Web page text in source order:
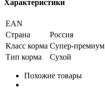
Характеристики
EAN
Страна
Россия
Класс корма Супер-премиум
Тип корма
Сухой
Похожие товары